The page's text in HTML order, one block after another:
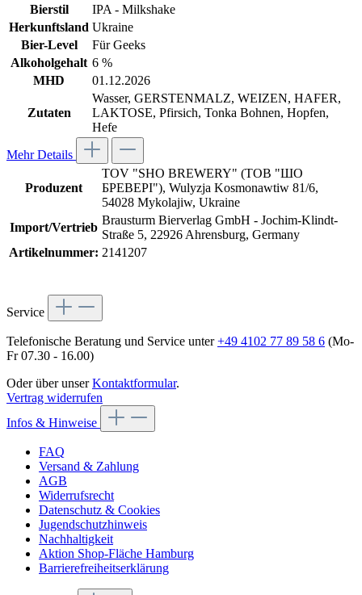
Bierstil
IPA - Milkshake
Herkunftsland Ukraine
Bier-Level
Für Geeks
Alkoholgehalt 6 %
MHD
01.12.2026
Zutaten
Wasser, GERSTENMALZ, WEIZEN, HAFER,
LAKTOSE, Pfirsich, Tonka Bohnen, Hopfen,
Hefe
Mehr Details
Produzent
TOV "SHO BREWERY" (ТОВ "ШО
БРЕВЕРІ"), Wulyzja Kosmonawtiw 81/6,
54028 Mykolajiw, Ukraine
Import/Vertrieb
Brausturm Bierverlag GmbH - Jochim-Klindt-
Straße 5, 22926 Ahrensburg, Germany
Artikelnummer: 2141207
Service
Telefonische Beratung und Service unter+49 4102 77 89 58 6 (Mo-
Fr 07.30 - 16.00)
Oder über unserKontaktformular.
Vertrag widerrufen
Infos & Hinweise
FAQ
Versand & Zahlung
AGB
Widerrufsrecht
Datenschutz & Cookies
Jugendschutzhinweis
Nachhaltigkeit
Aktion Shop-Fläche Hamburg
Barrierefreiheitserklärung